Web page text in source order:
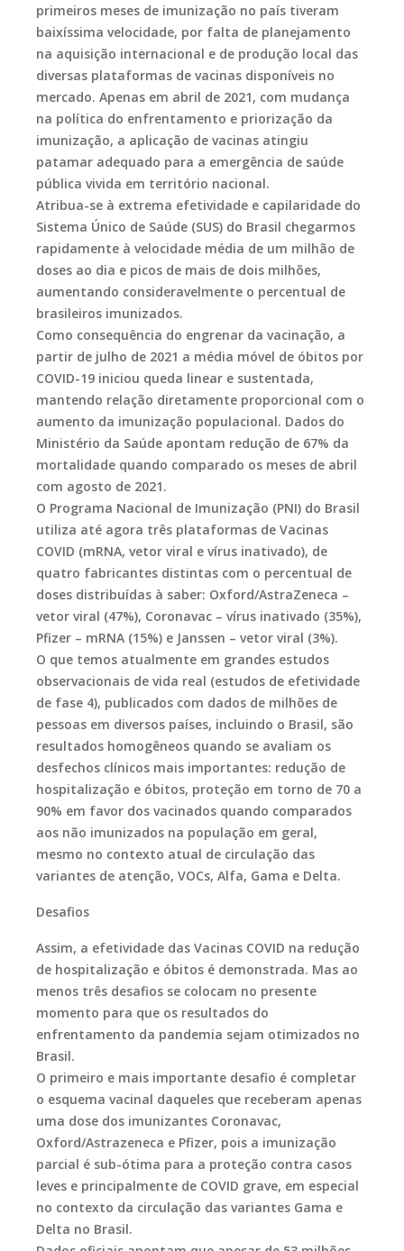
primeiros meses de imunização no país tiveram
baixíssima velocidade, por falta de planejamento
na aquisição internacional e de produção local das
diversas plataformas de vacinas disponíveis no
mercado. Apenas em abril de 2021, com mudança
na política do enfrentamento e priorização da
imunização, a aplicação de vacinas atingiu
patamar adequado para a emergência de saúde
pública vivida em território nacional.
Atribua-se à extrema efetividade e capilaridade do
Sistema Único de Saúde (SUS) do Brasil chegarmos
rapidamente à velocidade média de um milhão de
doses ao dia e picos de mais de dois milhões,
aumentando consideravelmente o percentual de
brasileiros imunizados.
Como consequência do engrenar da vacinação, a
partir de julho de 2021 a média móvel de óbitos por
COVID-19 iniciou queda linear e sustentada,
mantendo relação diretamente proporcional com o
aumento da imunização populacional. Dados do
Ministério da Saúde apontam redução de 67% da
mortalidade quando comparado os meses de abril
com agosto de 2021.
O Programa Nacional de Imunização (PNI) do Brasil
utiliza até agora três plataformas de Vacinas
COVID (mRNA, vetor viral e vírus inativado), de
quatro fabricantes distintas com o percentual de
doses distribuídas à saber: Oxford/AstraZeneca –
vetor viral (47%), Coronavac – vírus inativado (35%),
Pfizer – mRNA (15%) e Janssen – vetor viral (3%).
O que temos atualmente em grandes estudos
observacionais de vida real (estudos de efetividade
de fase 4), publicados com dados de milhões de
pessoas em diversos países, incluindo o Brasil, são
resultados homogêneos quando se avaliam os
desfechos clínicos mais importantes: redução de
hospitalização e óbitos, proteção em torno de 70 a
90% em favor dos vacinados quando comparados
aos não imunizados na população em geral,
mesmo no contexto atual de circulação das
variantes de atenção, VOCs, Alfa, Gama e Delta.
Desafios
Assim, a efetividade das Vacinas COVID na redução
de hospitalização e óbitos é demonstrada. Mas ao
menos três desafios se colocam no presente
momento para que os resultados do
enfrentamento da pandemia sejam otimizados no
Brasil.
O primeiro e mais importante desafio é completar
o esquema vacinal daqueles que receberam apenas
uma dose dos imunizantes Coronavac,
Oxford/Astrazeneca e Pfizer, pois a imunização
parcial é sub-ótima para a proteção contra casos
leves e principalmente de COVID grave, em especial
no contexto da circulação das variantes Gama e
Delta no Brasil.